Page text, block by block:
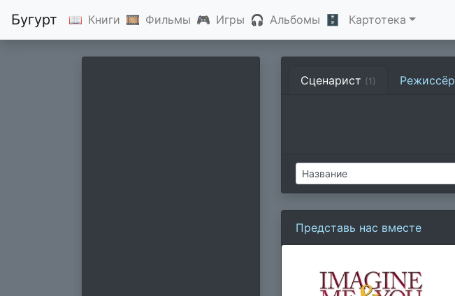
Бугурт 📖 Книги 🎞 Фильмы 🎮 Игры 🎧 Альбомы 🗄 Картотека
Сценарист (1) Режиссёр
Представь нас вместе